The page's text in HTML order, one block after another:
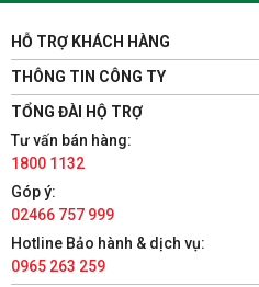
TÀI PHÁT SPORT - HƯNG YÊN
Yên Lịch, Xã Dân Tiến, Huyện
Trường ĐH Sư Phạm Kỹ Thuật
1800 1132
Có chỗ đậu xe ô tô
TÀI PHÁT SPORT - HÀ NAM
86 Châu Cầu, Phường Minh
TỔNG ĐÀI HỘ TRỢ
Tư vấn bán hàng:
1800 1132
Góp ý:
02466 757 999
Hotline Bảo hành & dịch vụ:
0965 263 259
HỖ TRỢ KHÁCH HÀNG
THÔNG TIN CÔNG TY